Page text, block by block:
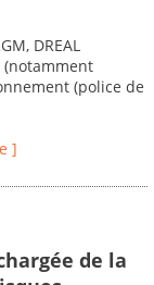
DREAL
(notamment
(police de
]
de la